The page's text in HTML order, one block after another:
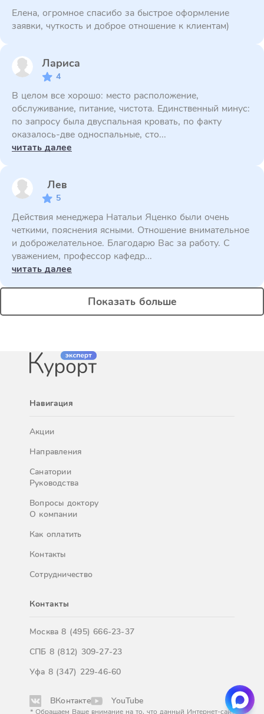
Елена, огромное спасибо за быстрое оформление
заявки, чуткость и доброе отношение к клиентам)
Лариса
4
В целом все хорошо: место расположение,
обслуживание, питание, чистота. Единственный минус:
по запросу была двуспальная кровать, по факту
оказалось-две односпальные, сто...
читать далее
Лев
5
Действия менеджера Натальи Яценко были очень
четкими, пояснения ясными. Отношение внимательное
и доброжелательное. Благодарю Вас за работу. С
уважением, профессор кафедр...
читать далее
Показать больше
Навигация
Акции
Направления
Санатории
Руководства
Вопросы доктору
О компании
Как оплатить
Контакты
Сотрудничество
Контакты
Москва8 (495) 666-23-37
СПБ 8 (812) 309-27-23
Уфа 8 (347) 229-46-60
ВКонтакте YouTube
* Обращаем Ваше внимание на то, что данный Интернет-сайт